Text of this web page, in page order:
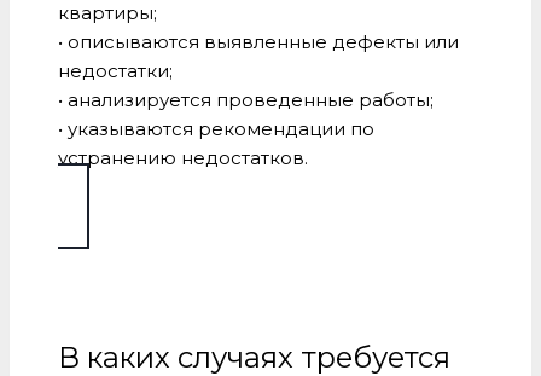
квартиры;
• описываются выявленные дефекты или
недостатки;
• анализируется проведенные работы;
• указываются рекомендации по
устранению недостатков.
В каких случаях требуется